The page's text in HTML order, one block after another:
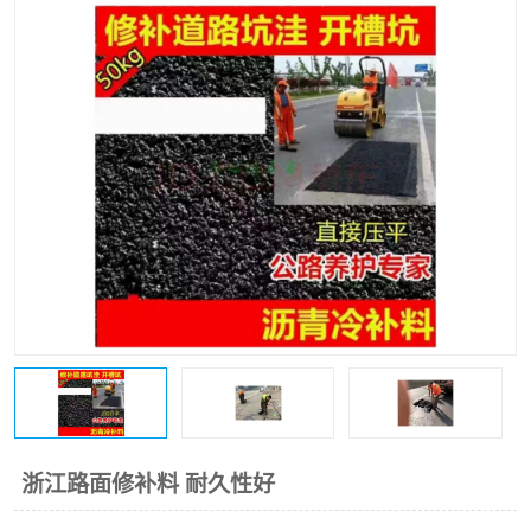
浙江路面修补料 耐久性好
环氧砂浆 修补砂浆
自流平水泥 水泥路面修补材料
瓷砖粘合剂 沥青冷补料
高延性混凝土 速凝剂
碳纤维布 金刚砂
桥梁伸缩缝快速修补料 防静电不发火砂浆
膨胀剂 混凝土防碳化涂料
融雪剂